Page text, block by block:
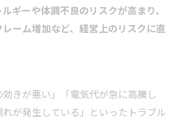
ギーや体調不良のリスクが高まり、
ーム増加など、経営上のリスクに直
効きが悪い」「電気代が急に高騰し
が発生している」といったトラブル